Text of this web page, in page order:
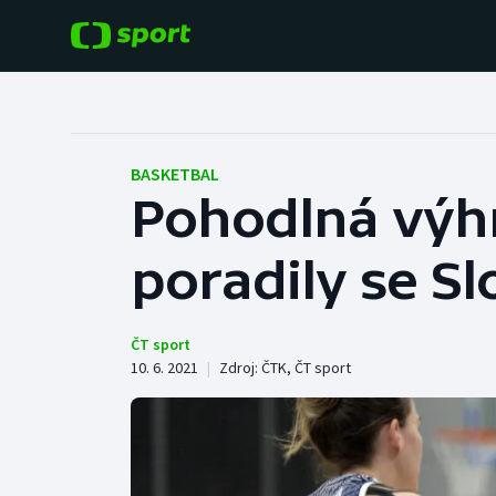
Hokej
Tenis
Cyklistika
Baseball a softbal
Basketbal
Boby a skeleton
Box
BASKETBAL
Pohodlná
poradily se
ČT sport
10. 6. 2021 | Zdroj: ČTK, ČT sport